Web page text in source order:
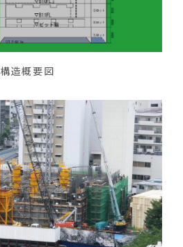
構造概要図